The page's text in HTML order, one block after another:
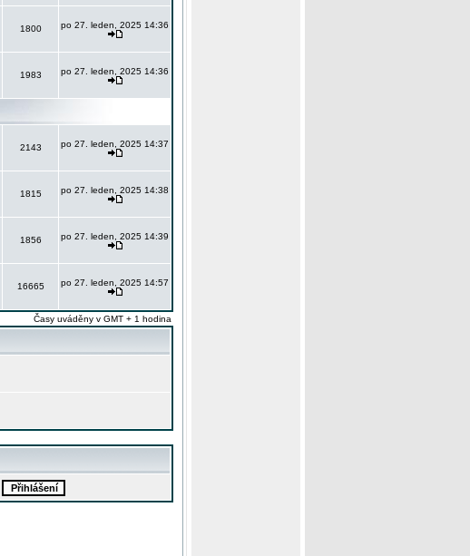
1800 po 27. leden, 2025 14:36
1983 po 27. leden, 2025 14:36
2143 po 27. leden, 2025 14:37
1815 po 27. leden, 2025 14:38
1856 po 27. leden, 2025 14:39
16665 po 27. leden, 2025 14:57
Časy uváděny v GMT + 1 hodina